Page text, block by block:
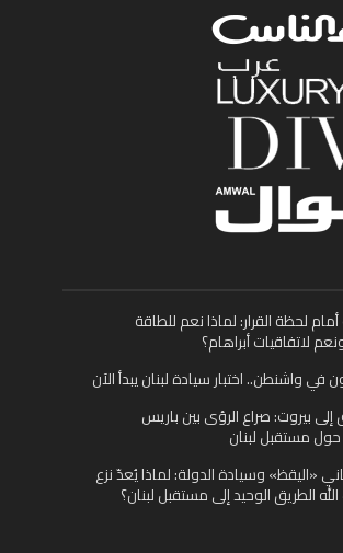
لحظة القرار: لماذا نعم للطاقة
لاتفاقيات أبراهام؟
واشنطن.. اختبار سيادة لبنان يبدأ الآن
بيروت: صراع الرؤى بين باريس
مستقبل لبنان
«اليقظ» وسيادة الدولة: لماذا يُعدّ نزع
الطريق الوحيد إلى مستقبل لبنان؟